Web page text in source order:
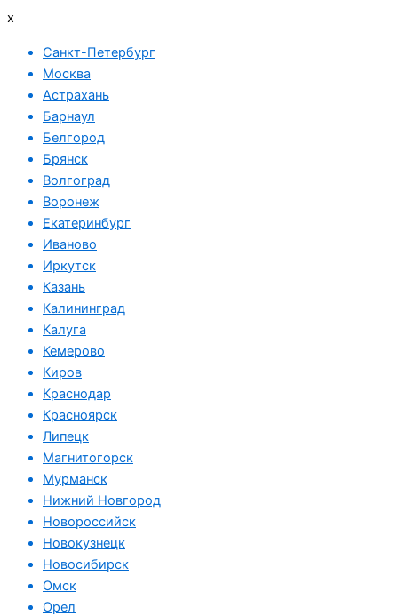
x
Санкт-Петербург
Москва
Астрахань
Барнаул
Белгород
Брянск
Волгоград
Воронеж
Екатеринбург
Иваново
Иркутск
Казань
Калининград
Калуга
Кемерово
Киров
Краснодар
Красноярск
Липецк
Магнитогорск
Мурманск
Нижний Новгород
Новороссийск
Новокузнецк
Новосибирск
Омск
Орел